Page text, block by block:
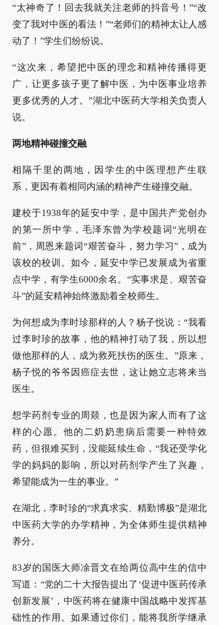
“太神奇了！回去我就关注老师的抖音号！”“改
变了我对中医的看法！”“老师们的精神太让人感
动了！”学生们纷纷说。
“这次来，希望把中医的理念和精神传播得更
广，让更多孩子更了解中医，为中医事业培养
更多优秀的人才。”湖北中医药大学相关负责人
说。
两地精神碰撞交融
相隔千里的两地，因学生的中医理想产生联
系，更因有着相同内涵的精神产生碰撞交融。
建校于1938年的延安中学，是中国共产党创办
的第一所中学，毛泽东曾为学校题词“光明在
前”，周恩来题词“艰苦奋斗，努力学习”，成为
该校的校训。如今，延安中学已发展成为省重
点中学，有学生6000余名。“实事求是、艰苦奋
斗”的延安精神始终激励着全校师生。
为何想成为李时珍那样的人？杨子悦说：“我看
过李时珍的故事，他的精神打动了我，所以想
做他那样的人，成为救死扶伤的医生。”原来，
杨子悦的爷爷因癌症去世，这让她立志将来当
医生。
想学药剂专业的周燚，也是因为家人而有了这
样的心愿。他的二奶奶患病后需要一种特效
药，但很难买到，没能延续生命，“我还受学化
学的妈妈的影响，所以对药剂学产生了兴趣，
希望能成为一生的事业。”
在湖北，李时珍的“求真求实、精勤博极”是湖北
中医药大学的办学精神，为全体师生提供精神
养分。
83岁的国医大师凃晋文在给两位高中生的信中
写道：“党的二十大报告提出了‘促进中医药传承
创新发展’，中医药将在健康中国战略中发挥基
础性的作用。如果通过你们，能将我所学继承